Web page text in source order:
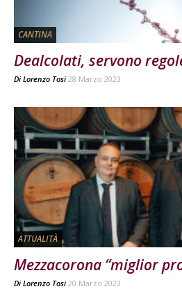
CANTINA
Dealcolati, servono
Di Lorenzo Tosi 28 Marzo 2023
ATTUALITÀ
Mezzacorona “miglior
Di Lorenzo Tosi 20 Marzo 2023